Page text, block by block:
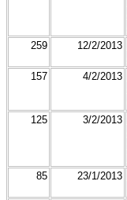
259 12/2/2013
157 4/2/2013
125 3/2/2013
85 23/1/2013